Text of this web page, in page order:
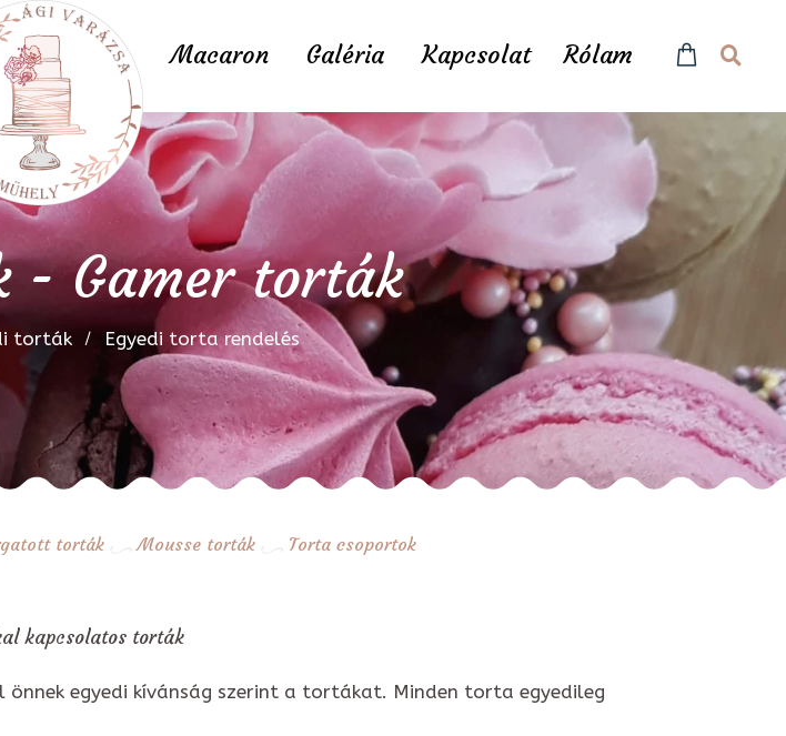
Macaron Galéria Kapcsolat Rólam
- Gamer torták
torták Egyedi torta rendelés
torták Mousse torták Torta csoportok
kapcsolatos torták
önnek egyedi kívánság szerint a tortákat. Minden torta egyedileg